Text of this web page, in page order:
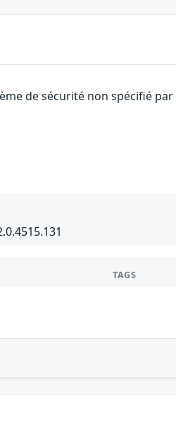
de sécurité non spécifié par
TAGS